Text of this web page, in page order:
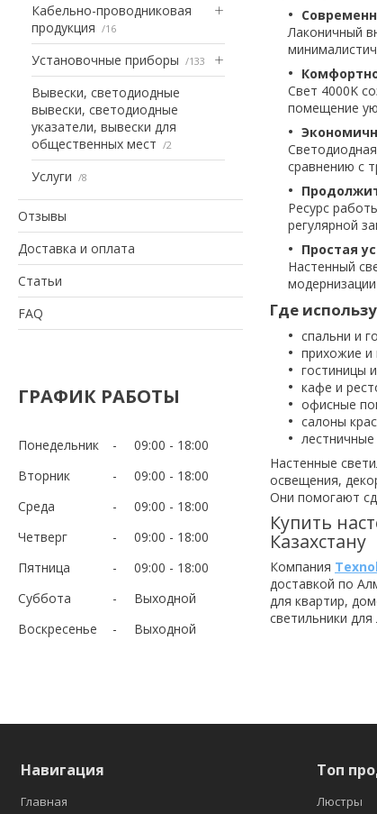
Кабельно-проводниковая
продукция
16
Установочные приборы 133
Вывески, светодиодные
вывески, светодиодные
указатели, вывески для
общественных мест
2
Услуги 8
Отзывы
Доставка и оплата
Статьи
FAQ
ГРАФИК РАБОТЫ
Понедельник 09:00
18:00
Вторник
09:00
18:00
Среда
09:00
18:00
Четверг
09:00
18:00
Пятница
09:00
18:00
Суббота
Выходной
Воскресенье
Выходной
Лаконичный
Свет 4000K
помещение
сравнению с
Ресурс
регулярной
Простая
Настенный
Где
спальни и
прихожие и
гостиницы
кафе и
офисные
салоны
Настенные
освещения,
Они помогают
Купить
Казахстану
Компания
доставкой по
для квартир,
светильники
Навигация
Главная
Топ
Люстры